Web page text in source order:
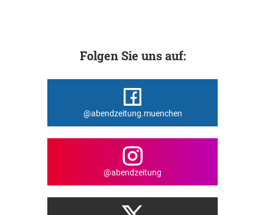
Folgen Sie uns auf:
@abendzeitung.muenchen
@abendzeitung